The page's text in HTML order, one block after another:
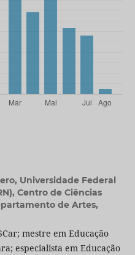
Universidade Federal
Centro de Ciências
de Artes,
mestre em Educação
especialista em Educação